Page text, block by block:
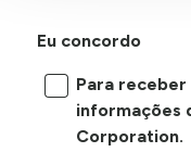
Eu concordo
Para
informações
Corporation.